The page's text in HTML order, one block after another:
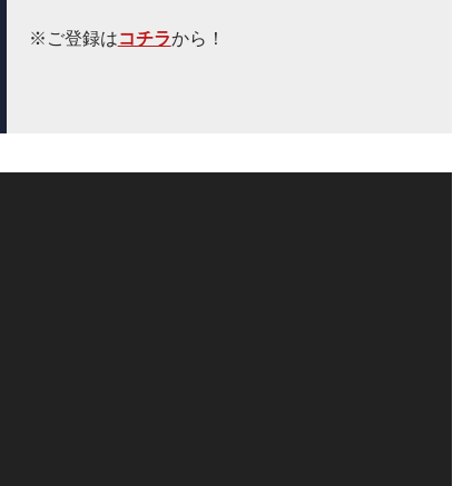
※ご登録はコチラから！